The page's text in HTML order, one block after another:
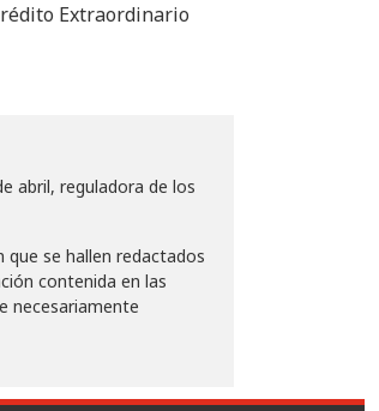
Extraordinario
abril, reguladora de los
se hallen redactados
contenida en las
necesariamente